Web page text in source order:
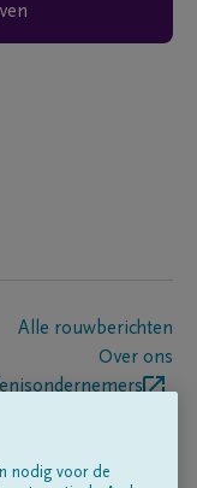
Alle rouwberichten
Over ons
nodig voor de